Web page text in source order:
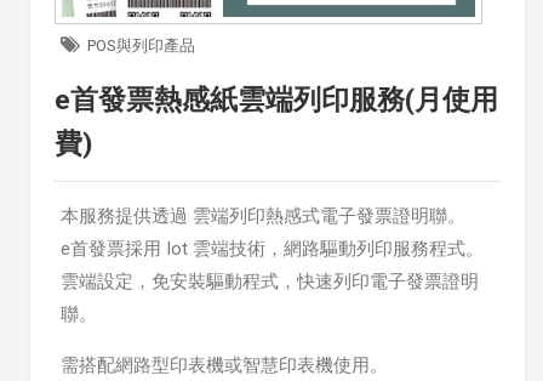
POS與列印產品
e首發票熱感紙雲端列印服務(月使用
費)
本服務提供透過 雲端列印熱感式電子發票證明聯。
e首發票採用 Iot 雲端技術，網路驅動列印服務程式。
雲端設定，免安裝驅動程式，快速列印電子發票證明
聯。
需搭配網路型印表機或智慧印表機使用。